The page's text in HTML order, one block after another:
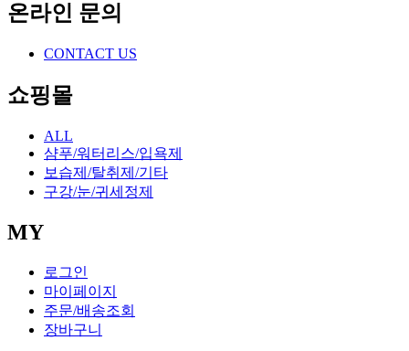
온라인 문의
CONTACT US
쇼핑몰
ALL
샴푸/워터리스/입욕제
보습제/탈취제/기타
구강/눈/귀세정제
MY
로그인
마이페이지
주문/배송조회
장바구니